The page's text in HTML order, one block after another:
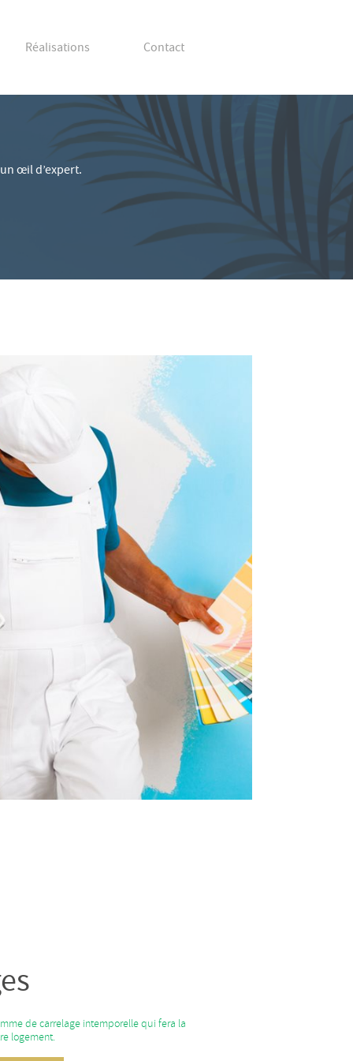
Réalisations Contact
œil d’expert.
de carrelage intemporelle qui fera la
logement.